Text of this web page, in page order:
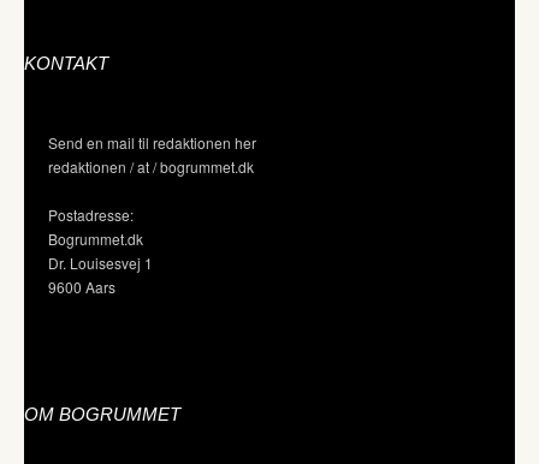
KONTAKT
Send en mail til redaktionen her
redaktionen / at / bogrummet.dk
Postadresse:
Bogrummet.dk
Dr. Louisesvej 1
9600 Aars
OM BOGRUMMET